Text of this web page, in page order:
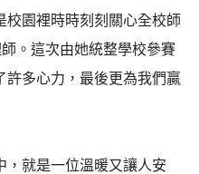
校園裡時時刻刻關心全校師
。這次由她統整學校參賽
許多心力，最後更為我們贏
，就是一位溫暖又讓人安